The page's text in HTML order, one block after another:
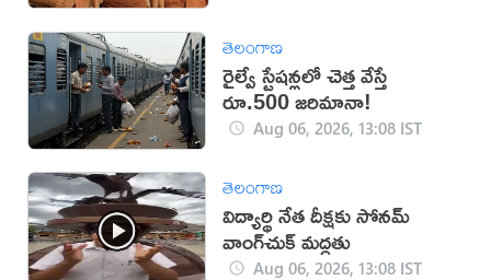
తెలంగాణ
రైల్వే స్టేషన్లలో చెత్త వేస్తే
రూ.500 జరిమానా!
Aug 06, 2026, 13:08 IST
తెలంగాణ
విద్యార్థి నేత దీక్షకు సోనమ్
వాంగ్‌చుక్ మద్దతు
Aug 06, 2026, 13:08 IST